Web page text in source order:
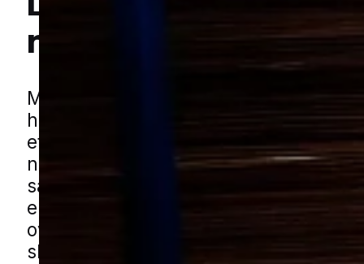
mus
Mus kan hurtigt blive en stor gene,
har fundet vej ind i bygninger. De
efter varme, skjul og let adgang til
netop derfor kan almindelige boliger
særligt udsatte. Uanset om der er tale
enkelt dyr eller flere, er det vigtigt at
overblik over omfanget og reagere
skader og ubehag undgås.
Hej! Hvordan kan jeg hjælpe dig? Har du nogen spørgsmål?